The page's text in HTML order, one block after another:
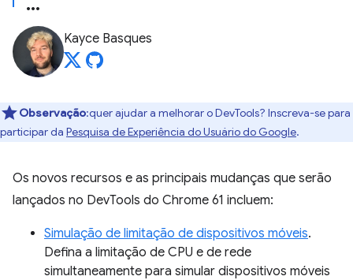
Kayce Basques
Observação:quer ajudar a melhorar o DevTools? Inscreva-se para
participar da Pesquisa de Experiência do Usuário do Google.
Os novos recursos e as principais mudanças que serão
lançados no DevTools do Chrome 61 incluem:
Simulação de limitação de dispositivos móveis.
Defina a limitação de CPU e de rede
simultaneamente para simular dispositivos móveis